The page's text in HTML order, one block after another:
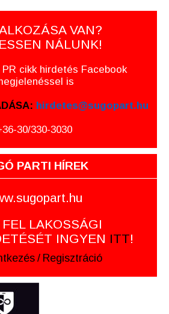
VAN?
NÁLUNK!
PR cikk hirdetés Facebook
is
hirdetes@sugopart.hu
30/330-3030
PARTI HÍREK
LAKOSSÁGI
INGYEN ITT!
/ Regisztráció